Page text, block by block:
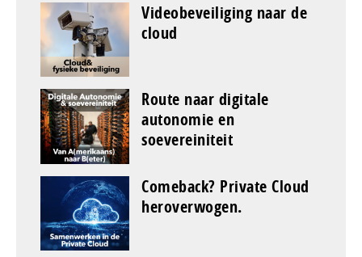
Videobeveiliging naar de
cloud
Route naar digitale
autonomie en
soevereiniteit
Comeback? Private Cloud
heroverwogen.